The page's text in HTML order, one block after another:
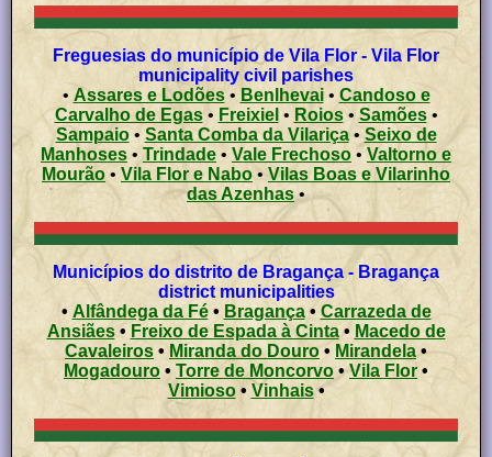
Freguesias do município de Vila Flor - Vila Flor
municipality civil parishes
• Assares e Lodões • Benlhevai• Candoso e
Carvalho de Egas • Freixiel • Roios• Samões•
Sampaio • Santa Comba da Vilariça • Seixo de
Manhoses • Trindade • Vale Frechoso •Valtorno e
Mourão • Vila Flor e Nabo • Vilas Boas e Vilarinho
das Azenhas•
Municípios do distrito de Bragança - Bragança
district municipalities
• Alfândega da Fé• Bragança• Carrazeda de
Ansiães• Freixo de Espada à Cinta• Macedo de
Cavaleiros • Miranda do Douro• Mirandela•
Mogadouro • Torre de Moncorvo •Vila Flor •
Vimioso• Vinhais•